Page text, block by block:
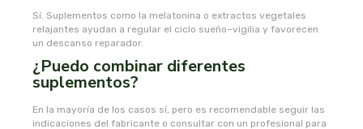
Sí. Suplementos como la melatonina o extractos vegetales
relajantes ayudan a regular el ciclo sueño–vigilia y favorecen
un descanso reparador.
¿Puedo combinar diferentes
suplementos?
En la mayoría de los casos sí, pero es recomendable seguir las
indicaciones del fabricante o consultar con un profesional para
phytoadvance
phytovit s.l.